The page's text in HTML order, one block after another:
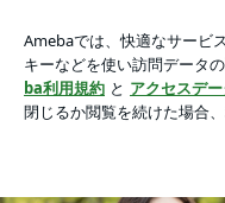
へ」 Powered by Ameba
アプリをダウンロードして
ょう。